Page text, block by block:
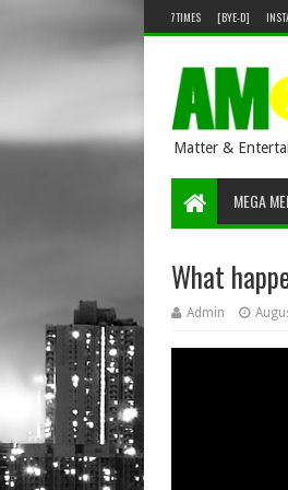
7TIMES [BYE-D]
Matter &
MEGA
What
Admin